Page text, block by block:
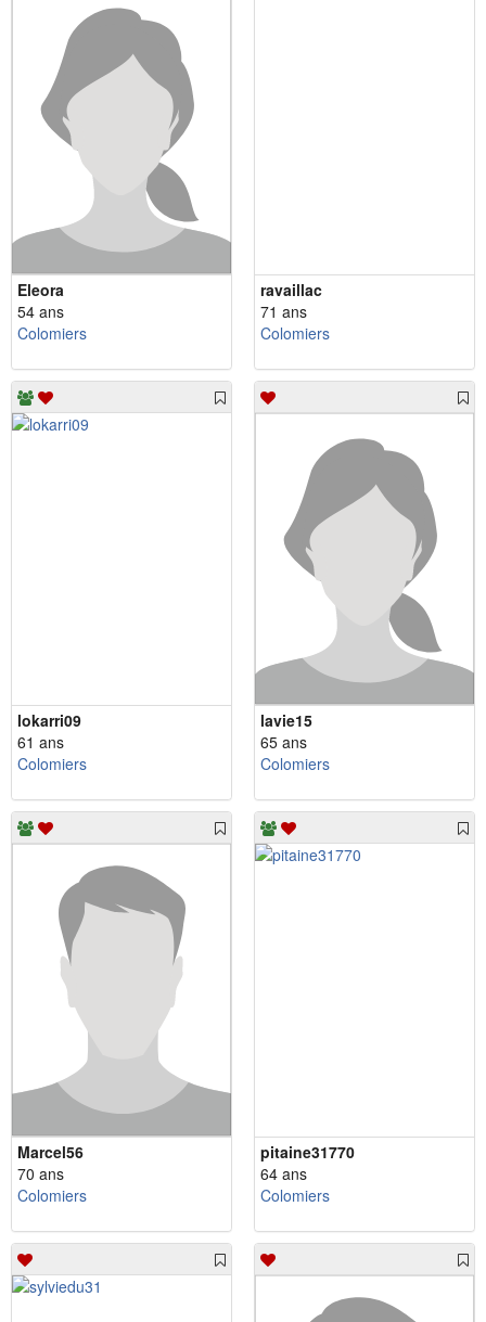
Eleora
54 ans
Colomiers
ravaillac
71 ans
Colomiers
lokarri09
61 ans
Colomiers
lavie15
65 ans
Colomiers
Marcel56
70 ans
Colomiers
pitaine31770
64 ans
Colomiers